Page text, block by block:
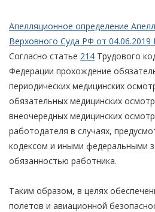
Апелляционное определение
Верховного Суда РФ от
Согласно статье 214 Трудового
Федерации прохождение
периодических медицинских
обязательных медицинских
внеочередных медицинских
работодателя в случаях,
кодексом и иными федеральными
обязанностью работника.
Таким образом, в целях
полетов и авиационной